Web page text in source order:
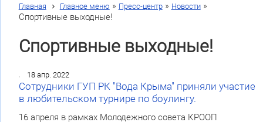
Главная Главное меню » Пресс-центр» Новости»
Спортивные выходные!
Спортивные выходные!
18 апр. 2022
Сотрудники ГУП РК "Вода Крыма" приняли участие
в любительском турнире по боулингу.
16 апреля в рамках Молодежного совета КРООП